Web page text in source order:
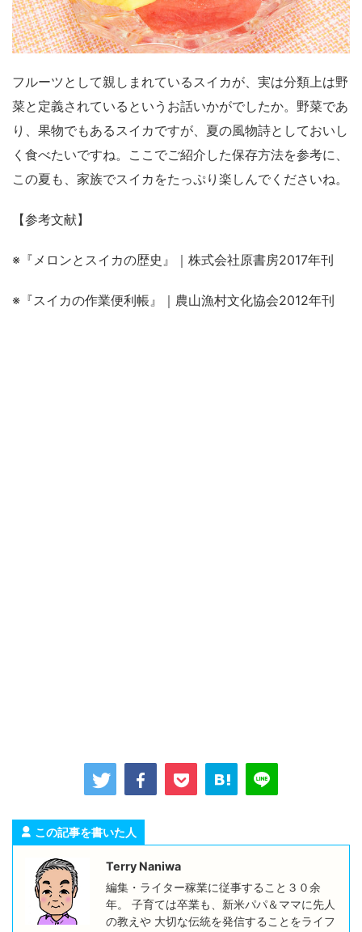
フルーツとして親しまれているスイカが、実は分類上は野
菜と定義されているというお話いかがでしたか。野菜であ
り、果物でもあるスイカですが、夏の風物詩としておいし
く食べたいですね。ここでご紹介した保存方法を参考に、
この夏も、家族でスイカをたっぷり楽しんでくださいね。
【参考文献】
※『メロンとスイカの歴史』｜株式会社原書房2017年刊
※『スイカの作業便利帳』｜農山漁村文化協会2012年刊
この記事を書いた人
Terry Naniwa
編集・ライター稼業に従事すること３０余
年。 子育ては卒業も、新米パパ＆ママに先人
の教えや 大切な伝統を発信することをライフ